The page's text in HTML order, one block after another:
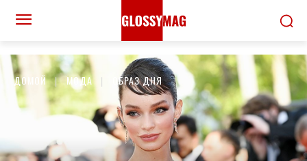
ДОМОЙ МОДА ОБРАЗ ДНЯ